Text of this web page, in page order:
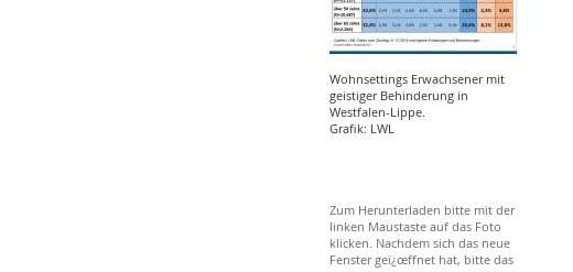
Wohnsettings Erwachsener mit
geistiger Behinderung in
Westfalen-Lippe.
Grafik: LWL
Zum Herunterladen bitte mit der
linken Maustaste auf das Foto
klicken. Nachdem sich das neue
Fenster geï¿œffnet hat, bitte das